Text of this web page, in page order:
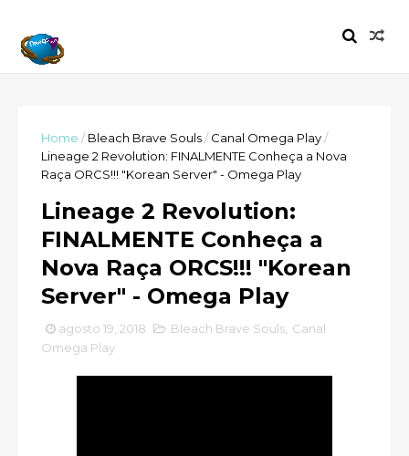
Home / Bleach Brave Souls/ Canal Omega Play/
Lineage 2 Revolution: FINALMENTE Conheça a Nova
Raça ORCS!!! "Korean Server" - Omega Play
Lineage 2 Revolution:
FINALMENTE Conheça a
Nova Raça ORCS!!! "Korean
Server" - Omega Play
agosto 19, 2018 Bleach Brave Souls Canal
Omega Play